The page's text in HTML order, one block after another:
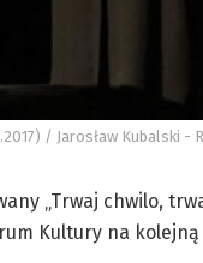
/ Jarosław Kubalski
„Trwaj chwilo,
Kultury na